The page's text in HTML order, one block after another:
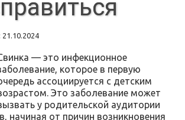
— это инфекционное
которое в первую
ассоциируется с детским
Это заболевание может
у родительской аудитории
начиная от причин возникновения